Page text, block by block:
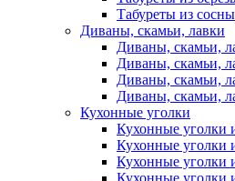
Табуреты из сосны
Диваны, скамьи, лавки
Диваны, скамьи,
Диваны, скамьи,
Диваны, скамьи,
Диваны, скамьи,
Кухонные уголки
Кухонные уголки
Кухонные уголки
Кухонные уголки
Кухонные уголки